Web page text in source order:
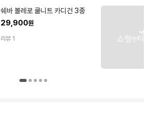
쉐바 볼레로 쿨니트 카디건 3종
29,900원
리뷰 1